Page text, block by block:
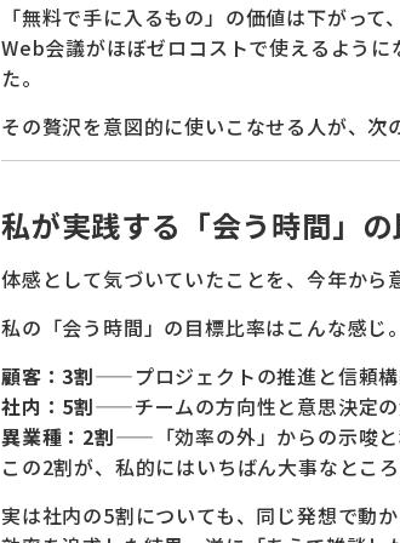
「無料で手に入るもの」の価値は下がって
Web会議がほぼゼロコストで使えるよう
た。
その贅沢を意図的に使いこなせる人が、次
私が実践する「会う時間」
体感として気づいていたことを、今年から
私の「会う時間」の目標比率はこんな感じ。
顧客：3割——プロジェクトの推進と信頼
社内：5割——チームの方向性と意思決定
異業種：2割——「効率の外」からの示唆
この2割が、私的にはいちばん大事なところ
実は社内の5割についても、同じ発想で動